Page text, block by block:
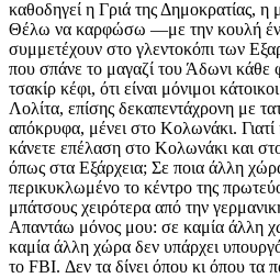
καθοδηγεί η Γριά της Δημοκρατίας, η
Θέλω να καρφώσω —με την κουλή
συμμετέχουν στο γλεντοκόπι των
που σπάνε το μαγαζί του Άδωνι κάθε
τσακίρ κέφι, ότι είναι μόνιμοι
Λολίτα, επίσης δεκαπεντάχρονη με
απόκρυφα, μένει στο Κολωνάκι.
κάνετε επέλαση στο Κολωνάκι και
όπως στα Εξάρχεια; Σε ποια άλλη
περικυκλωμένο το κέντρο της
μπάτσους χειρότερα από την
Απαντάω μόνος μου: σε καμία άλλη
καμία άλλη χώρα δεν υπάρχει
το FBI. Δεν τα δίνει όπου κι όπου τα